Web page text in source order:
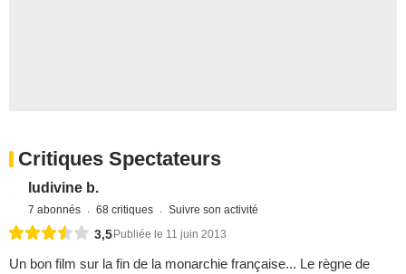
Critiques Spectateurs
ludivine b.
7 abonnés 68 critiques Suivre son activité
3,5 Publiée le 11 juin 2013
Un bon film sur la fin de la monarchie française... Le règne de